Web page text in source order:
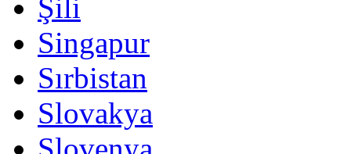
Şili
Singapur
Sırbistan
Slovakya